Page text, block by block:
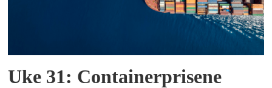
Uke 31: Containerprisene